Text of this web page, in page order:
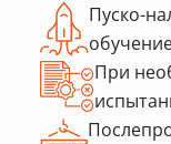
Пуско-
При